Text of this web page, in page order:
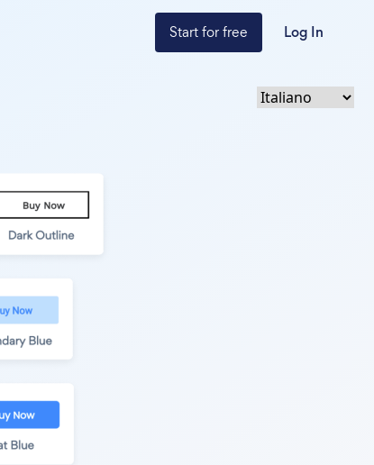
Start for free Log In